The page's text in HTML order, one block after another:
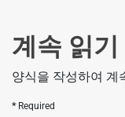
계속 읽기
양식을 작성하여 계
Required